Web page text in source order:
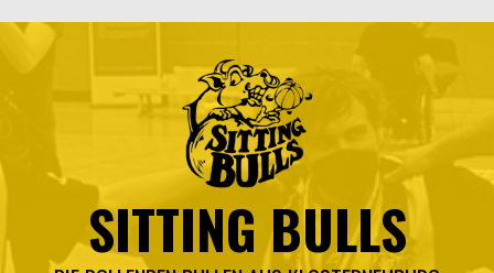
zum
Inhalt
SITTING BULLS